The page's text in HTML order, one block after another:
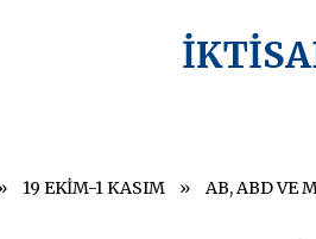
19 EKİM-1 KASIM